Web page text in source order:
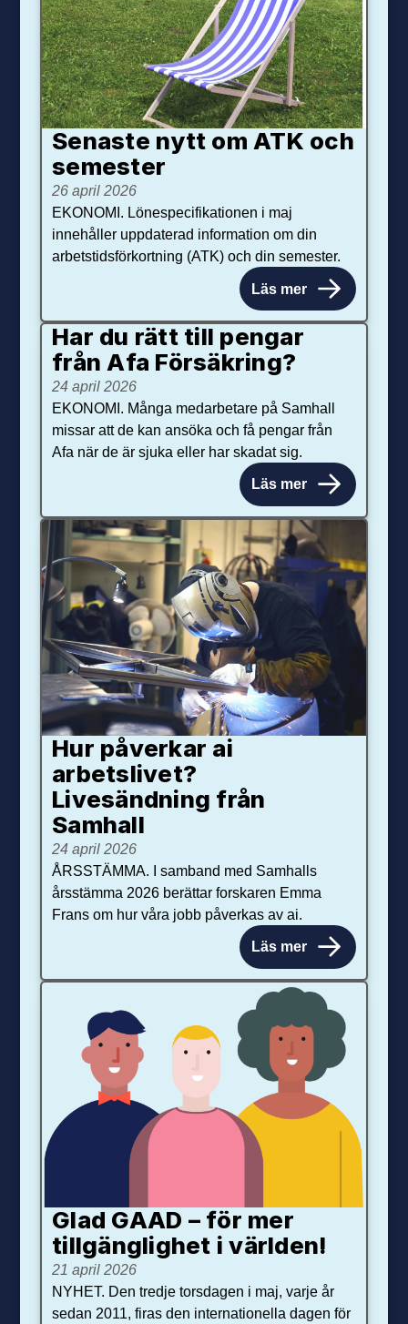
Senaste nytt om ATK och
se­mester
26 april 2026
EKONOMI. Lönespecifikationen i maj
innehåller uppdaterad information om din
arbetstidsförkortning (ATK) och din semester.
Läs mer
Har du rätt till pengar
från Afa Försäkring?
24 april 2026
EKONOMI. Många medarbetare på Samhall
missar att de kan ansöka och få pengar från
Afa när de är sjuka eller har skadat sig.
Läs mer
Hur påverkar ai
arbetslivet?
Livesändning från
Samhall
24 april 2026
ÅRSSTÄMMA. I samband med Samhalls
årsstämma 2026 berättar forskaren Emma
Frans om hur våra jobb påverkas av ai.
Läs mer
Glad GAAD – för mer
tillgänglighet i världen!
21 april 2026
NYHET. Den tredje torsdagen i maj, varje år
sedan 2011, firas den internationella dagen för